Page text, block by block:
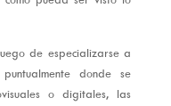
de especializarse a
donde se
o digitales, las